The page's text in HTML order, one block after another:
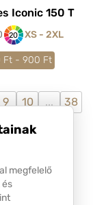
Iconic 150 T
20 XS - 2XL
Ft - 900 Ft
9 10 ...
38
megfelelő
és